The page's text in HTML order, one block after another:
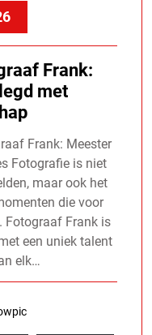
Frank:
met
Frank: Meester
Fotografie is niet
maar ook het
die voor
Fotograaf Frank is
een uniek talent
elk…